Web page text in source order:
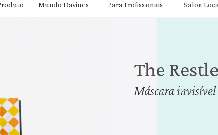
Mundo Davines Para Profissionais Salon
The
Máscara invisível